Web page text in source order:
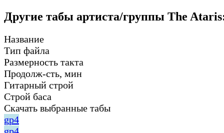
Другие табы артиста/группы The
Название
Тип файла
Размерность такта
Продолж-сть, мин
Гитарный строй
Строй баса
Скачать выбранные табы
gp4